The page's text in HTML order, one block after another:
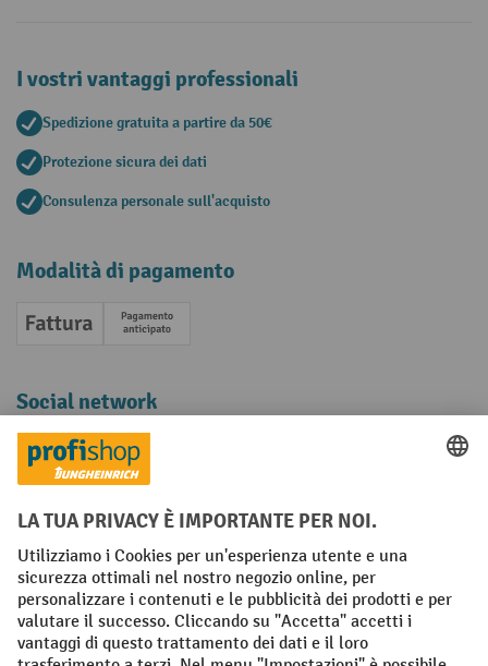
I vostri vantaggi professionali
Spedizione gratuita a partire da 50€
Protezione sicura dei dati
Consulenza personale sull'acquisto
Modalità di pagamento
Fattura Pagamento anticipato
Social network
Facebook
YouTube
LinkedInInstagram
Condizioni Generali di Vendita
Dichiarazione di protezione dei dati Impronta
Impostazioni sulla privacy